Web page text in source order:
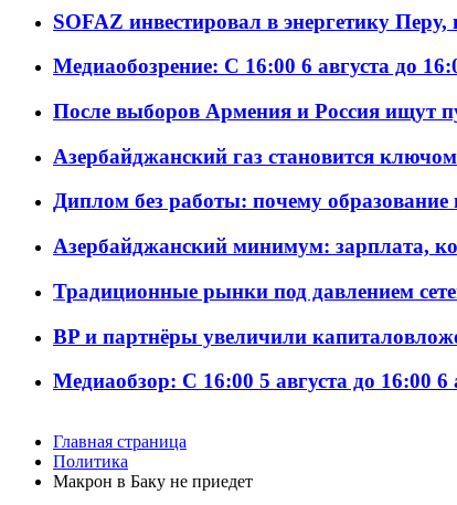
SOFAZ инвестировал в энергетику
Медиаобозрение: С 16:00 6 августа до
После выборов Армения и Россия ищут
Азербайджанский газ становится
Диплом без работы: почему образование
Азербайджанский минимум: зарплата,
Традиционные рынки под давлением
BP и партнёры увеличили
Медиаобзор: С 16:00 5 августа до 16:00 6
Главная страница
Политика
Макрон в Баку не приедет